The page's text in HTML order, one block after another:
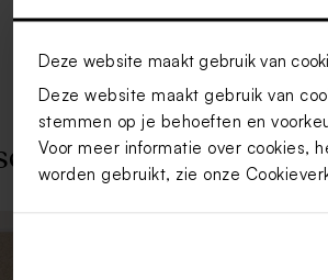
Deze website maakt gebruik van
Deze website maakt gebruik van
stemmen op je behoeften en
Voor meer informatie over cookies,
worden gebruikt, zie onze
ook leuk